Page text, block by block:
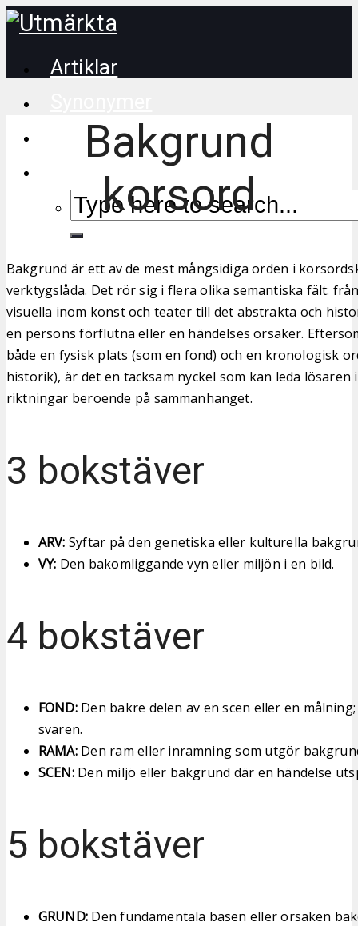
Artiklar
Korsordstips
Bakgrund
korsord
Bakgrund är ett av de mest mångsidiga orden i
verktygslåda. Det rör sig i flera olika semantiska fält:
visuella inom konst och teater till det abstrakta och
en persons förflutna eller en händelses orsaker.
både en fysisk plats (som en fond) och en kronologisk
historik), är det en tacksam nyckel som kan leda lösaren
riktningar beroende på sammanhanget.
3 bokstäver
ARV: Syftar på den genetiska eller kulturella
VY: Den bakomliggande vyn eller miljön i en bild.
4 bokstäver
FOND:Den bakre delen av en scen eller en
svaren.
RAMA:Den ram eller inramning som utgör
SCEN:Den miljö eller bakgrund där en händelse
5 bokstäver
GRUND:Den fundamentala basen eller orsaken